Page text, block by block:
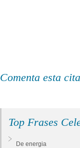
Comenta esta
Top Frases
De energia